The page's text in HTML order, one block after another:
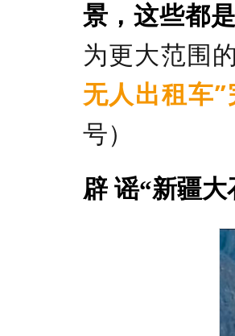
景，这些都
为更大范围
无人出租车
号）
辟 谣“新疆大